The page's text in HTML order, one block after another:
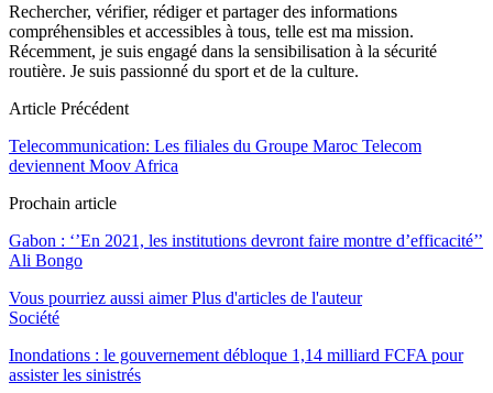
Rechercher, vérifier, rédiger et partager des informations
compréhensibles et accessibles à tous, telle est ma mission.
Récemment, je suis engagé dans la sensibilisation à la sécurité
routière. Je suis passionné du sport et de la culture.
Article Précédent
Telecommunication: Les filiales du Groupe Maroc Telecom
deviennent Moov Africa
Prochain article
Gabon : ‘’En 2021, les institutions devront faire montre d’efficacité’’
Ali Bongo
Vous pourriez aussi aimer Plus d'articles de l'auteur
Société
Inondations : le gouvernement débloque 1,14 milliard FCFA pour
assister les sinistrés